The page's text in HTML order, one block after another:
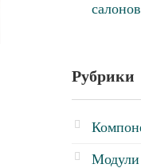
Рубрики
Модули